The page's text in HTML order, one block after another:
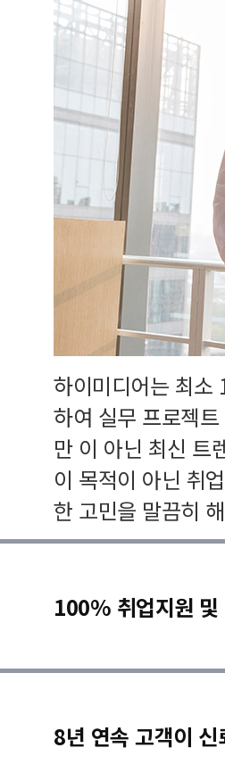
하이미디어는 최소
하여 실무 프로젝
만 이 아닌 최신 트
이 목적이 아닌 취
한 고민을 말끔히
100% 취업지원
8년 연속 고객이